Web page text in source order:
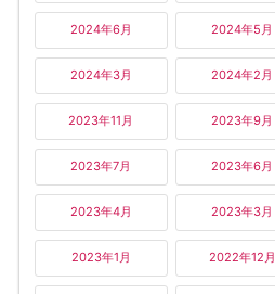
2024年6月 2024年5月
2024年3月 2024年2月
2023年11月 2023年9月
2023年7月 2023年6月
2023年4月 2023年3月
2023年1月 2022年12月